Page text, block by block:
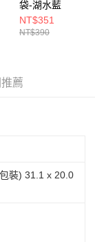
袋-湖水藍
NT$351
NT$390
薦
裝) 31.1 x 20.0